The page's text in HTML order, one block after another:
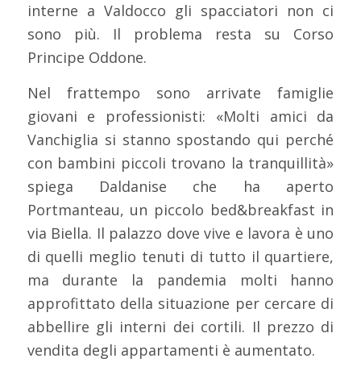
interne a Valdocco gli spacciatori non ci
sono più. Il problema resta su Corso
Principe Oddone.
Nel frattempo sono arrivate famiglie
giovani e professionisti: «Molti amici da
Vanchiglia si stanno spostando qui perché
con bambini piccoli trovano la tranquillità»
spiega Daldanise che ha aperto
Portmanteau, un piccolo bed&breakfast in
via Biella. Il palazzo dove vive e lavora è uno
di quelli meglio tenuti di tutto il quartiere,
ma durante la pandemia molti hanno
approfittato della situazione per cercare di
abbellire gli interni dei cortili. Il prezzo di
vendita degli appartamenti è aumentato.